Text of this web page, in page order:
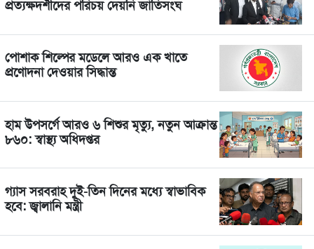
প্রত্যক্ষদর্শীদের পরিচয় দেয়নি জাতিসংঘ
পোশাক শিল্পের মডেলে আরও এক খাতে
প্রণোদনা দেওয়ার সিদ্ধান্ত
হাম উপসর্গে আরও ৬ শিশুর মৃত্যু, নতুন আক্রান্ত
৮৬০: স্বাস্থ্য অধিদপ্তর
গ্যাস সরবরাহ দুই-তিন দিনের মধ্যে স্বাভাবিক
হবে: জ্বালানি মন্ত্রী